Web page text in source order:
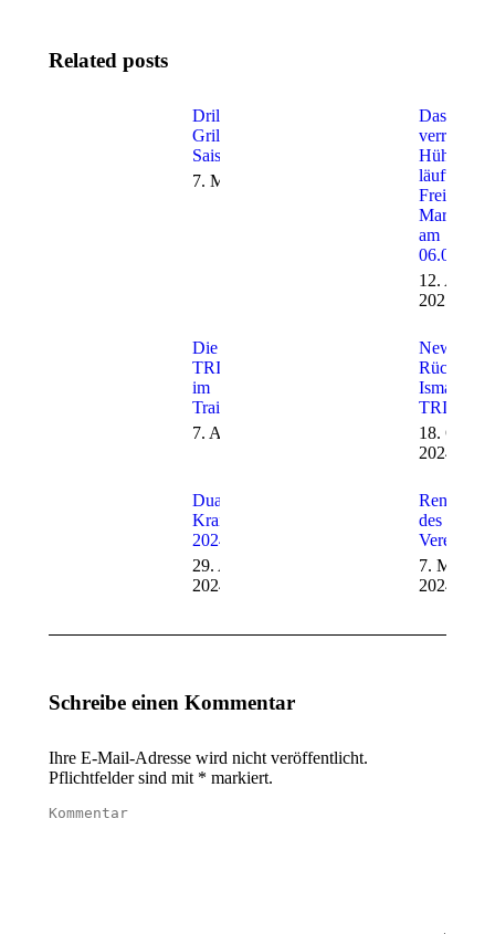
Related posts
Drill, Chill &
Grill #14 –
Saisonauftakt
7. Mai 2025
Das
verrückte
Hühnchen
läuft den
Freiburg
Marathon
am
12. April
2025
Die
TRISHARKS
im
Trainingslager!
7. April 2025
News und
Rückblich
Ismaninger
18.
2024
Duathlon
Krailling
2024
29. April
2024
des
7. März
2024
Schreibe einen Kommentar
Ihre E-Mail-Adresse wird nicht veröffentlicht.
Pflichtfelder sind mit * markiert.
Kommentar